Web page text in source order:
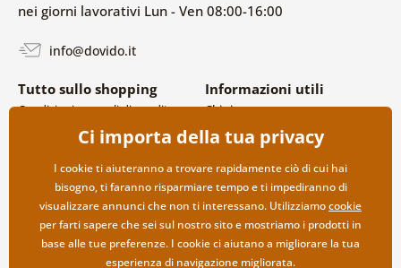
nei giorni lavorativi Lun - Ven 08:00-16:00
info@dovido.it
Tutto sullo shopping
Condizioni generali di vendita e
Politica sulla privacy
Opzioni di spedizione e
pagamento
Reso della merce
Informazioni utili
Chi siamo
FAQ
Contatti
Collaborazione all’ingrosso
Ci importa della tua privacy
I cookie ti aiuteranno a trovare rapidamente ciò di cui hai
bisogno, ti faranno risparmiare tempo e ti impediranno di
visualizzare annunci che non ti interessano. Utilizziamocookie
per farti sapere che sei sul nostro sito e mostriamo i prodotti in
base alle tue preferenze. I cookie ci aiutano a migliorare la tua
esperienza di navigazione migliorata.